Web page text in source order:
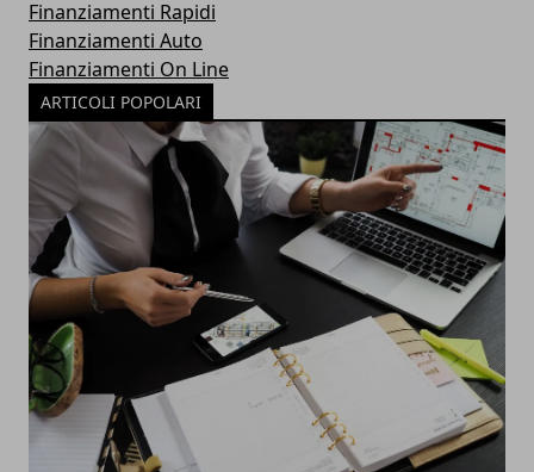
Finanziamenti Rapidi
Finanziamenti Auto
Finanziamenti On Line
ARTICOLI POPOLARI